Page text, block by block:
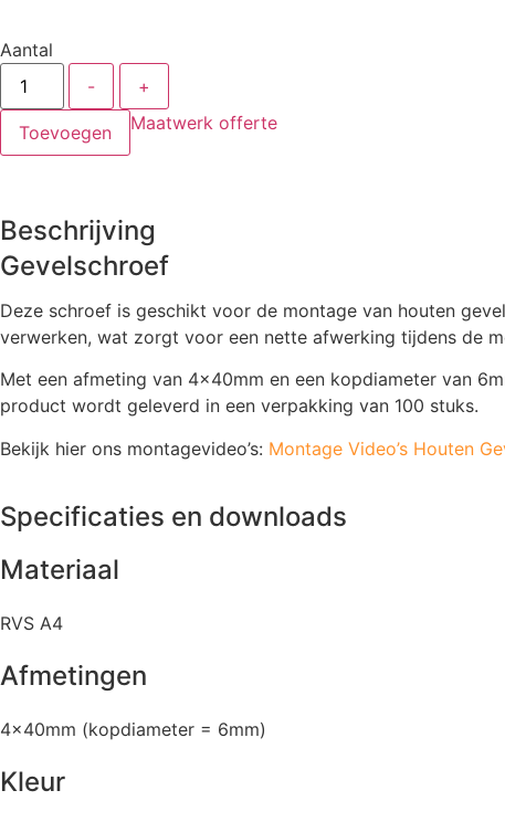
Aantal
-
+
Toevoegen Maatwerk offerte
Beschrijving
Gevelschroef
Deze schroef is geschikt voor de montage van houten
verwerken, wat zorgt voor een nette afwerking tijdens de
Met een afmeting van 4×40mm en een kopdiameter van
product wordt geleverd in een verpakking van 100 stuks.
Bekijk hier ons montagevideo’s: Montage Video’s Houten
Specificaties en downloads
Materiaal
RVS A4
Afmetingen
4x40mm (kopdiameter = 6mm)
Kleur